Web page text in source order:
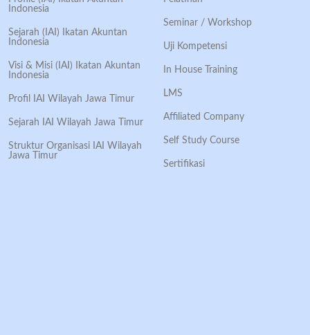
Indonesia
Sejarah (IAI) Ikatan Akuntan
Indonesia
Visi & Misi (IAI) Ikatan Akuntan
Indonesia
Profil IAI Wilayah Jawa Timur
Sejarah IAI Wilayah Jawa Timur
Struktur Organisasi IAI Wilayah
Jawa Timur
Seminar / Workshop
Uji Kompetensi
In House Training
LMS
Affiliated Company
Self Study Course
Sertifikasi